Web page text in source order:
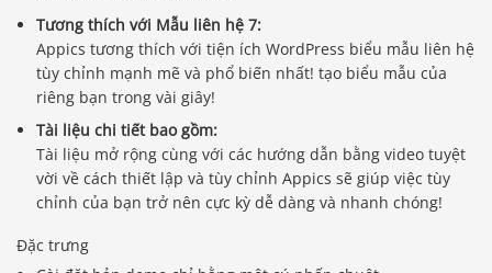
Tương thích với Mẫu liên hệ 7:
Appics tương thích với tiện ích WordPress biểu mẫu liên hệ
tùy chỉnh mạnh mẽ và phổ biến nhất! tạo biểu mẫu của
riêng bạn trong vài giây!
Tài liệu chi tiết bao gồm:
Tài liệu mở rộng cùng với các hướng dẫn bằng video tuyệt
vời về cách thiết lập và tùy chỉnh Appics sẽ giúp việc tùy
chỉnh của bạn trở nên cực kỳ dễ dàng và nhanh chóng!
Đặc trưng